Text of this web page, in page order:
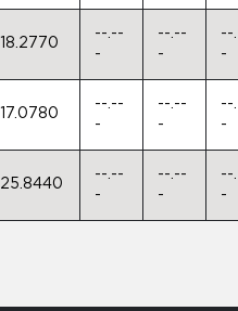
18.2770
--.--
-
--.--
-
--
-
17.0780
--.--
-
--.--
-
--
-
25.8440
--.--
-
--.--
-
--
-